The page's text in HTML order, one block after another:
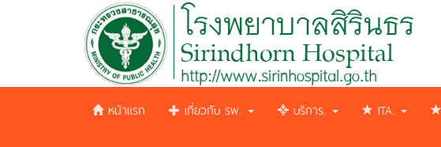
หน้าแรก เกี่ยวกับ รพ. บริการ. ITA.